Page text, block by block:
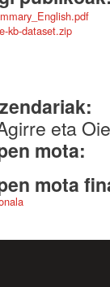
kb-dataset.zip
eta
mota:
mota